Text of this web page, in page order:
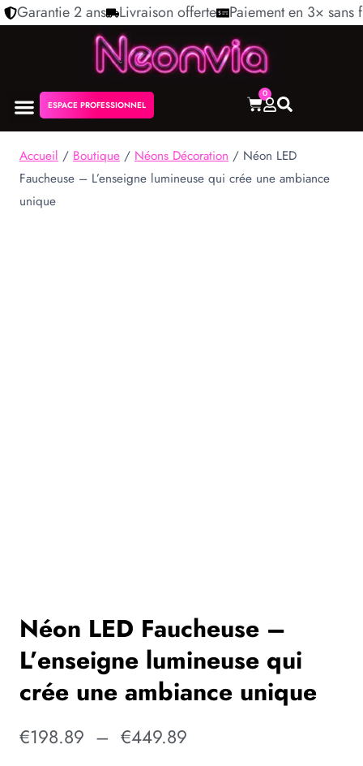
Garantie 2 ans Livraison offerte Paiement en 3× sans
ESPACE PROFESSIONNEL
0
Accueil / Boutique / Néons Décoration / Néon LED
Faucheuse – L’enseigne lumineuse qui crée une ambiance
unique
Néon LED Faucheuse –
L’enseigne lumineuse qui
crée une ambiance unique
€198.89 – €449.89